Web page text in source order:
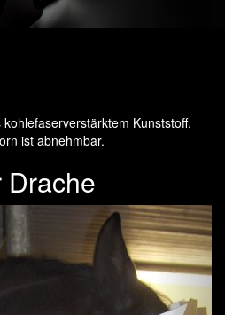
Kunststoff.
ist abnehmbar.
Drache
Next